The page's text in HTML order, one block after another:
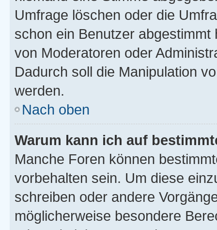
Umfrage löschen oder die
schon ein Benutzer
von Moderatoren oder
Dadurch soll die Manipulation
werden.
Nach oben
Warum kann ich auf
Manche Foren können
vorbehalten sein. Um diese
schreiben oder andere
möglicherweise besondere